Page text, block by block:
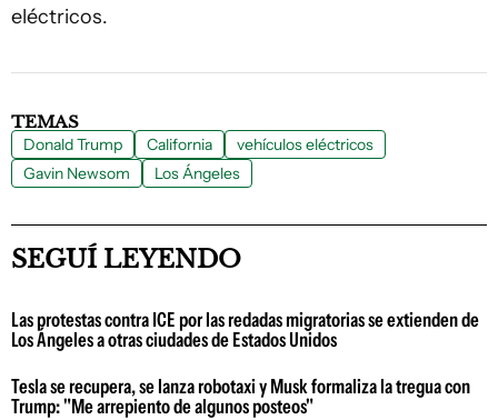
eléctricos.
TEMAS
Donald Trump California
vehículos eléctricos
Gavin Newsom
Los Ángeles
SEGUÍ LEYENDO
Las protestas contra ICE por las redadas migratorias se extienden de
Los Ángeles a otras ciudades de Estados Unidos
Tesla se recupera, se lanza robotaxi y Musk formaliza la tregua con
Trump: "Me arrepiento de algunos posteos"